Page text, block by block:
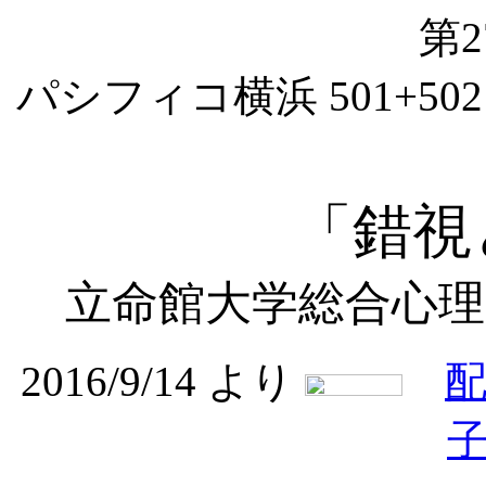
第
パシフィコ横浜
「錯
立命館大学総合心
2016/9/14 より